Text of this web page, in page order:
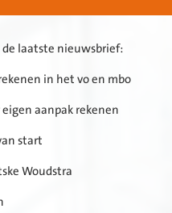
laatste nieuwsbrief:
in het vo en mbo
aanpak rekenen
start
Woudstra